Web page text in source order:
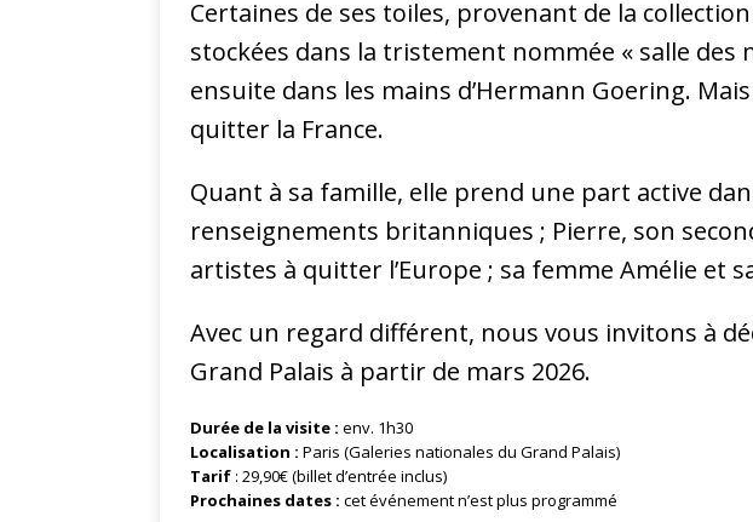
Certaines de ses toiles, provenant de la
stockées dans la tristement nommée « salle des
ensuite dans les mains d’Hermann Goering.
quitter la France.
Quant à sa famille, elle prend une part active
renseignements britanniques ; Pierre, son
artistes à quitter l’Europe ; sa femme Amélie et
Avec un regard différent, nous vous invitons à
Grand Palais à partir de mars 2026.
Durée de la visite : env. 1h30
Localisation : Paris (Galeries nationales du Grand Palais)
Tarif : 29,90€ (billet d’entrée inclus)
Prochaines dates : cet événement n’est plus programmé